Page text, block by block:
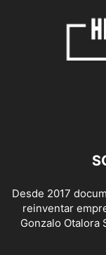
Desde 2017
reinventar
Gonzalo Otalora